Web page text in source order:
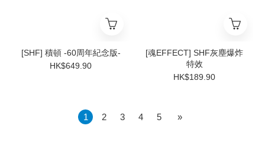
[SHF] 積頓 -60周年紀念版-
HK$649.90
[魂EFFECT] SHF灰塵爆炸
特效
HK$189.90
1 2 3 4 5 »